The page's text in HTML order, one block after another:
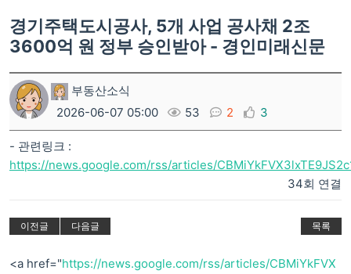
경기주택도시공사, 5개 사업 공사채 2조
3600억 원 정부 승인받아 - 경인미래신문
부동산소식
2026-06-07 05:00
53 2 3
- 관련링크 :
https://news.google.com/rss/articles/
34회 연결
이전글 다음글 목록
<a href="https://news.google.com/rss/articles/CBMiYkFVX